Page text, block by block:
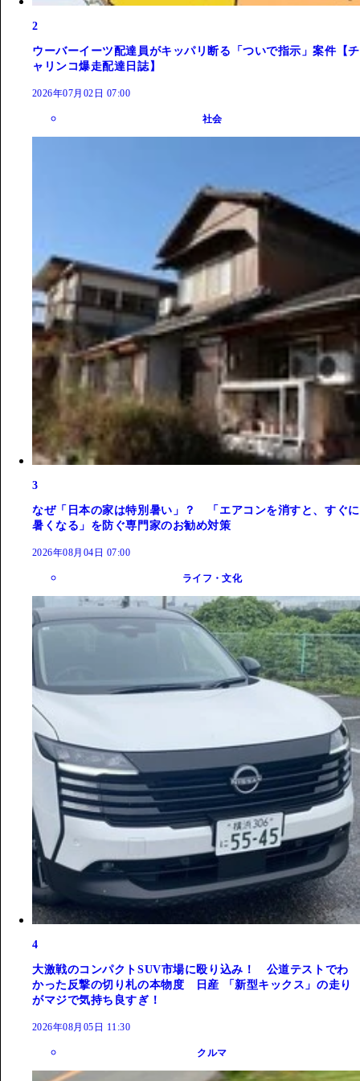
2
ウーバーイーツ配達員がキッパリ断る「ついで指示」案件【チ
ャリンコ爆走配達日誌】
2026年07月02日 07:00
社会
3
なぜ「日本の家は特別暑い」？ 「エアコンを消すと、すぐに
暑くなる」を防ぐ専門家のお勧め対策
2026年08月04日 07:00
ライフ・文化
4
大激戦のコンパクトSUV市場に殴り込み！ 公道テストでわ
かった反撃の切り札の本物度 日産 「新型キックス」の走り
がマジで気持ち良すぎ！
2026年08月05日 11:30
クルマ